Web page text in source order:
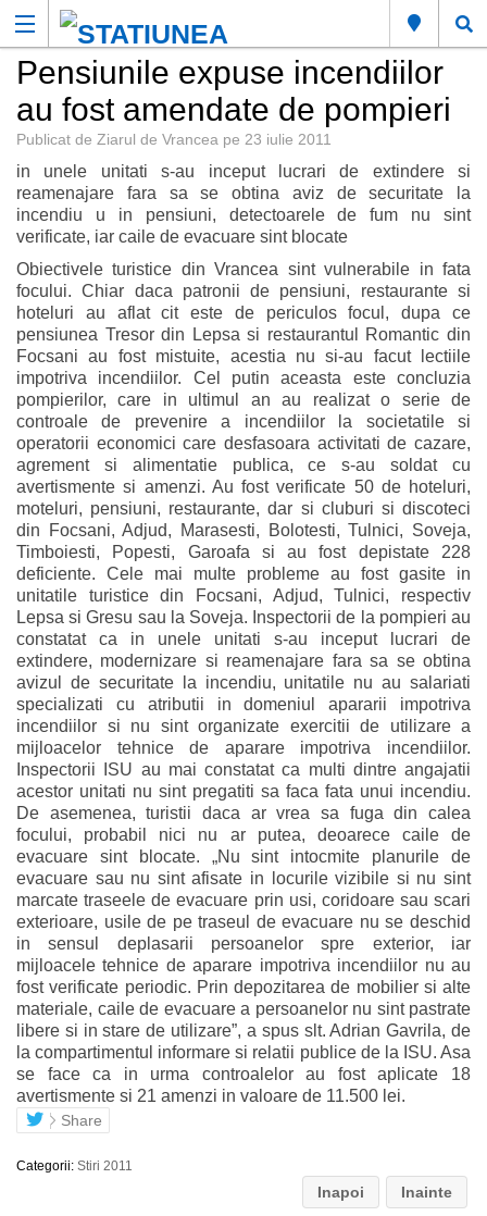
Pensiunile expuse incendiilor
au fost amendate de pompieri
Publicat de Ziarul de Vrancea pe 23 iulie 2011
in unele unitati s-au inceput lucrari de extindere si
reamenajare fara sa se obtina aviz de securitate la
incendiu u in pensiuni, detectoarele de fum nu sint
verificate, iar caile de evacuare sint blocate
Obiectivele turistice din Vrancea sint vulnerabile in fata
focului. Chiar daca patronii de pensiuni, restaurante si
hoteluri au aflat cit este de periculos focul, dupa ce
pensiunea Tresor din Lepsa si restaurantul Romantic din
Focsani au fost mistuite, acestia nu si-au facut lectiile
impotriva incendiilor. Cel putin aceasta este concluzia
pompierilor, care in ultimul an au realizat o serie de
controale de prevenire a incendiilor la societatile si
operatorii economici care desfasoara activitati de cazare,
agrement si alimentatie publica, ce s-au soldat cu
avertismente si amenzi. Au fost verificate 50 de hoteluri,
moteluri, pensiuni, restaurante, dar si cluburi si discoteci
din Focsani, Adjud, Marasesti, Bolotesti, Tulnici, Soveja,
Timboiesti, Popesti, Garoafa si au fost depistate 228
deficiente. Cele mai multe probleme au fost gasite in
unitatile turistice din Focsani, Adjud, Tulnici, respectiv
Lepsa si Gresu sau la Soveja. Inspectorii de la pompieri au
constatat ca in unele unitati s-au inceput lucrari de
extindere, modernizare si reamenajare fara sa se obtina
avizul de securitate la incendiu, unitatile nu au salariati
specializati cu atributii in domeniul apararii impotriva
incendiilor si nu sint organizate exercitii de utilizare a
mijloacelor tehnice de aparare impotriva incendiilor.
Inspectorii ISU au mai constatat ca multi dintre angajatii
acestor unitati nu sint pregatiti sa faca fata unui incendiu.
De asemenea, turistii daca ar vrea sa fuga din calea
focului, probabil nici nu ar putea, deoarece caile de
evacuare sint blocate. „Nu sint intocmite planurile de
evacuare sau nu sint afisate in locurile vizibile si nu sint
marcate traseele de evacuare prin usi, coridoare sau scari
exterioare, usile de pe traseul de evacuare nu se deschid
in sensul deplasarii persoanelor spre exterior, iar
mijloacele tehnice de aparare impotriva incendiilor nu au
fost verificate periodic. Prin depozitarea de mobilier si alte
materiale, caile de evacuare a persoanelor nu sint pastrate
libere si in stare de utilizare”, a spus slt. Adrian Gavrila, de
la compartimentul informare si relatii publice de la ISU. Asa
se face ca in urma controalelor au fost aplicate 18
avertismente si 21 amenzi in valoare de 11.500 lei.
Share
Categorii: Stiri 2011
Inapoi Inainte